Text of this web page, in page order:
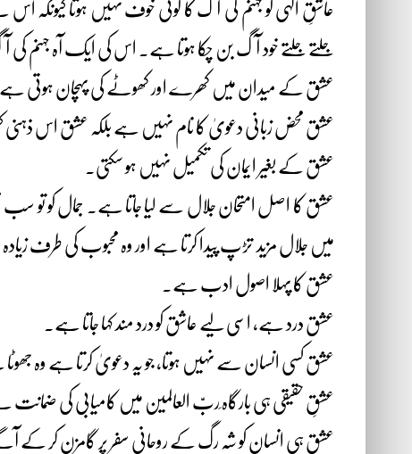
عاشقِ الٰہی کو جہنم کی آگ کا کوئی خوف نہیں ہوتا
جلتے جلتے خود آگ بن چکا ہوتا ہے۔ اس کی ایک آہ جہنم کی
عشق کے میدان میں کھرے اور کھوٹے کی پہچان ہوتی
عشق محض زبانی دعویٰ کا نام نہیں ہے بلکہ عشق اس ذہنی
عشق کے بغیر ایمان کی تکمیل نہیں ہو سکتی۔
عشق کا اصل امتحان جلال سے لیا جاتا ہے۔ جمال کو
میں جلال مزید تڑپ پیدا کرتا ہے اور وہ محبوب کی طرف
عشق کا پہلا اصول ادب ہے۔
عشق درد ہے، اسی لیے عاشق کو درد مند کہا جاتا ہے۔
عشق کسی انسان سے نہیں ہوتا، جو یہ دعویٰ کرتا ہے وہ
عشقِ حقیقی ہی بارگاہ ِربّ العالمین میں کامیابی کی ضمانت
عشق ہی انسان کو شہ رگ کے روحانی سفر پر گامزن کر کے